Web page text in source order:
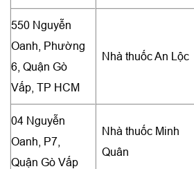
550 Nguyễn
Oanh, Phường
6, Quận Gò
Vấp, TP HCM
Nhà thuốc An Lộc
04 Nguyễn
Oanh, P7,
Quận Gò Vấp
Nhà thuốc Minh
Quân